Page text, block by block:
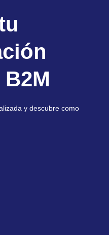
y descubre como